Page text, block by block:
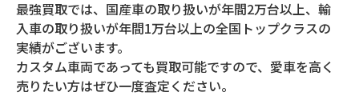
最強買取では、国産車の取り扱いが年間2万台以上、輸
入車の取り扱いが年間1万台以上の全国トップクラスの
実績がございます。
カスタム車両であっても買取可能ですので、愛車を高く
売りたい方はぜひ一度査定ください。